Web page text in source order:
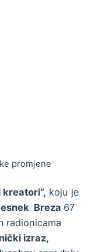
promjene
kreatori“, koju je
Breza 67
radionicama
izraz,